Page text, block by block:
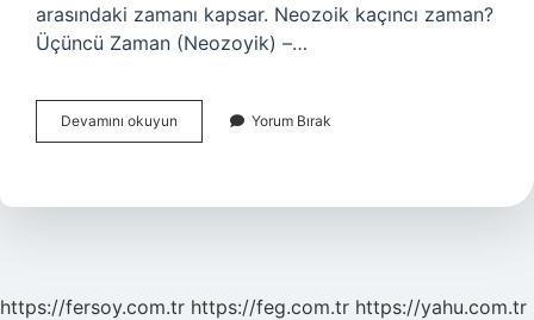
arasındaki zamanı kapsar. Neozoik kaçıncı zaman?
Üçüncü Zaman (Neozoyik) –…
Devamını okuyun Mezozoik
Zaman
Yorum Bırak
https://fersoy.com.tr https://feg.com.tr https://yahu.com.tr